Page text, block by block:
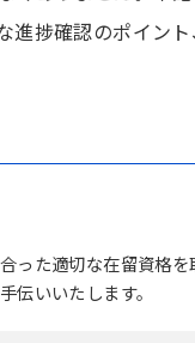
捗確認のポイン
った適切な在留資格
伝いいたします。